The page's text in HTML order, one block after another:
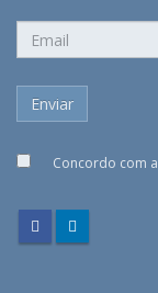
Concordo com a